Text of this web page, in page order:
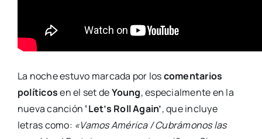
La noche estuvo marcada por loscomentarios
políticosen el set deYoung, especialmente en la
nueva canción ‘Let’s Roll Again’, que incluye
letras como: «Vamos América / Cubrámonos las